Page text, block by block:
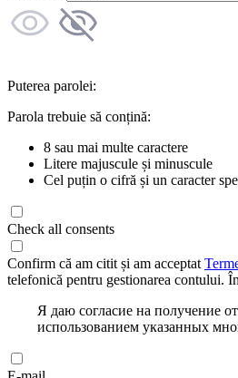
Puterea parolei:
Parola trebuie să conțină:
8 sau mai multe caractere
Litere majuscule și minuscule
Cel puțin o cifră și un caracter
Check all consents
Confirm că am citit și am acceptat
telefonică pentru gestionarea contului.
Я даю согласие на получение
использованием указанных